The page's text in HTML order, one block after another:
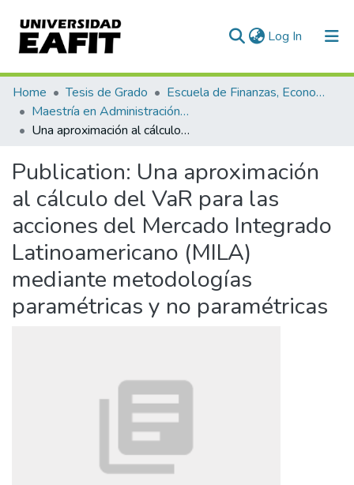
Log In (current)
Communities & Collections
All of DSpace
Home Tesis de Grado
Escuela de Finanzas, Economía y Gobierno
Maestría en Administración Financiera (tesis)
Una aproximación al cálculo del VaR para las acciones del Mercado Integrado Latinoamericano (MILA) mediante metodologías paramétricas y no paramétricas
Publication: Una aproximación
al cálculo del VaR para las
acciones del Mercado Integrado
Latinoamericano (MILA)
mediante metodologías
paramétricas y no paramétricas